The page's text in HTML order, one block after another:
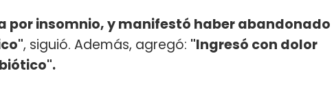
por insomnio, y manifestó haber abandonado
, siguió. Además, agregó: "Ingresó con dolor